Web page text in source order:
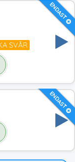
ENDAST
SVÅR
ENDAST